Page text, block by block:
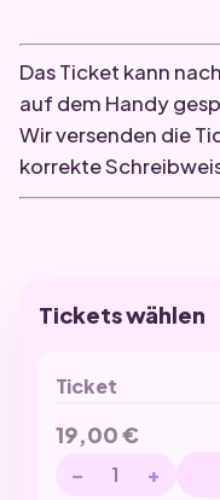
Das Ticket kann
auf dem Handy
Wir versenden die
korrekte
Tickets wählen
Ticket
19,00€
− +